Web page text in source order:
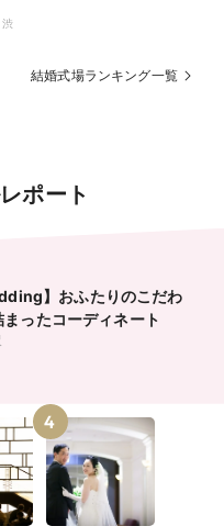
渋
結婚式場ランキング一覧
ポート
】おふたりのこだわ
まったコーディネート
4